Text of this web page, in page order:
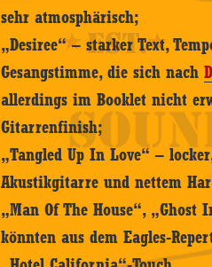
sehr atmosphärisch;
„Desiree“ – starker Text,
Gesangstimme, die sich nach
allerdings im Booklet nicht
Gitarrenfinish;
„Tangled Up In Love“ –
Akustikgitarre und nettem
„Man Of The House“,
könnten aus dem Eagles-